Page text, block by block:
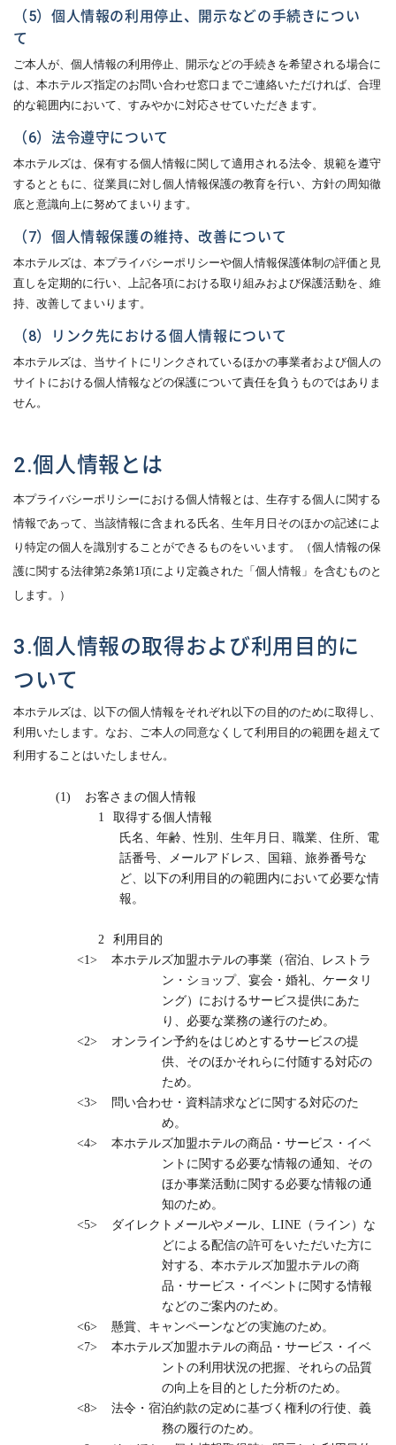
（5）個人情報の利用停止、開示などの手続きについ
て
ご本人が、個人情報の利用停止、開示などの手続きを希望される場合に
は、本ホテルズ指定のお問い合わせ窓口までご連絡いただければ、合理
的な範囲内において、すみやかに対応させていただきます。
（6）法令遵守について
本ホテルズは、保有する個人情報に関して適用される法令、規範を遵守
するとともに、従業員に対し個人情報保護の教育を行い、方針の周知徹
底と意識向上に努めてまいります。
（7）個人情報保護の維持、改善について
本ホテルズは、本プライバシーポリシーや個人情報保護体制の評価と見
直しを定期的に行い、上記各項における取り組みおよび保護活動を、維
持、改善してまいります。
（8）リンク先における個人情報について
本ホテルズは、当サイトにリンクされているほかの事業者および個人の
サイトにおける個人情報などの保護について責任を負うものではありま
せん。
2.個人情報とは
本プライバシーポリシーにおける個人情報とは、生存する個人に関する
情報であって、当該情報に含まれる氏名、生年月日そのほかの記述によ
り特定の個人を識別することができるものをいいます。（個人情報の保
護に関する法律第2条第1項により定義された「個人情報」を含むものと
します。）
3.個人情報の取得および利用目的に
ついて
本ホテルズは、以下の個人情報をそれぞれ以下の目的のために取得し、
利用いたします。なお、ご本人の同意なくして利用目的の範囲を超えて
利用することはいたしません。
(1)
お客さまの個人情報
1
取得する個人情報
氏名、年齢、性別、生年月日、職業、住所、電
話番号、メールアドレス、国籍、旅券番号な
ど、以下の利用目的の範囲内において必要な情
報。
2
利用目的
<1>
本ホテルズ加盟ホテルの事業（宿泊、レストラ
ン・ショップ、宴会・婚礼、ケータリ
ング）におけるサービス提供にあた
り、必要な業務の遂行のため。
<2>
オンライン予約をはじめとするサービスの提
供、そのほかそれらに付随する対応の
ため。
<3>
問い合わせ・資料請求などに関する対応のた
め。
<4>
本ホテルズ加盟ホテルの商品・サービス・イベ
ントに関する必要な情報の通知、その
ほか事業活動に関する必要な情報の通
知のため。
<5>
ダイレクトメールやメール、 LINE （ライン）な
どによる配信の許可をいただいた方に
対する、本ホテルズ加盟ホテルの商
品・サービス・イベントに関する情報
などのご案内のため。
<6>
懸賞、キャンペーンなどの実施のため。
<7>
本ホテルズ加盟ホテルの商品・サービス・イベ
ントの利用状況の把握、それらの品質
の向上を目的とした分析のため。
<8>
法令・宿泊約款の定めに基づく権利の行使、義
務の履行のため。